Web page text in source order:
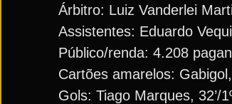
Árbitro: Luiz Vanderlei
Assistentes: Eduardo
Público/renda: 4.208
Cartões amarelos:
Gols: Tiago Marques, 32’/